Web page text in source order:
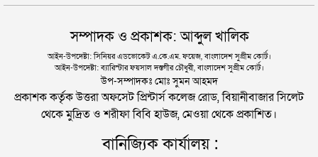
হাইকোর্টের রায়: সংবিধানে ফিরলো গণভোট ও তত্ত্বাবধায়ক
সরকার ব্যবস্থা
দিল্লিতে শেখ হাসিনার বক্তব্য দেওয়া নিয়ে পররাষ্ট্র
মন্ত্রণালয়ের ক্ষোভ
সিলেটের সাবেক মন্ত্রী-এমপিরা কে কোথায়?
জুলাই আন্দোলন ছাত্র-জনতার বীরত্বের স্মারকস্তম্ভ:
বিয়ানীবাজারের ইউএনও
সম্পাদক ও প্রকাশক: আব্দুল খালিক
আইন-উপদেষ্টা: সিনিয়র এডভোকেট এ.কে.এম. ফয়েজ, বাংলাদেশ সুপ্রীম কোর্ট।
আইন-উপদেষ্টা: ব্যারিস্টার ফয়সাল দস্তগীর চৌধুরী, বাংলাদেশ সুপ্রীম কোর্ট।
উপ-সম্পাদকঃ মোঃ সুমন আহমদ
প্রকাশক কর্তৃক উত্তরা অফসেট প্রিন্টার্স কলেজ রোড, বিয়ানীবাজার সিলেট
থেকে মুদ্রিত ও শরীফা বিবি হাউজ, মেওয়া থেকে প্রকাশিত।
বানিজ্যিক কার্যালয় :